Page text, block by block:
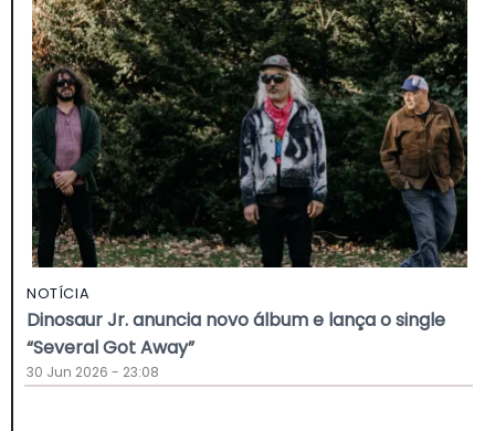
NOTÍCIA
Dinosaur Jr. anuncia novo álbum e lança o single
“Several Got Away”
30 Jun 2026 - 23:08